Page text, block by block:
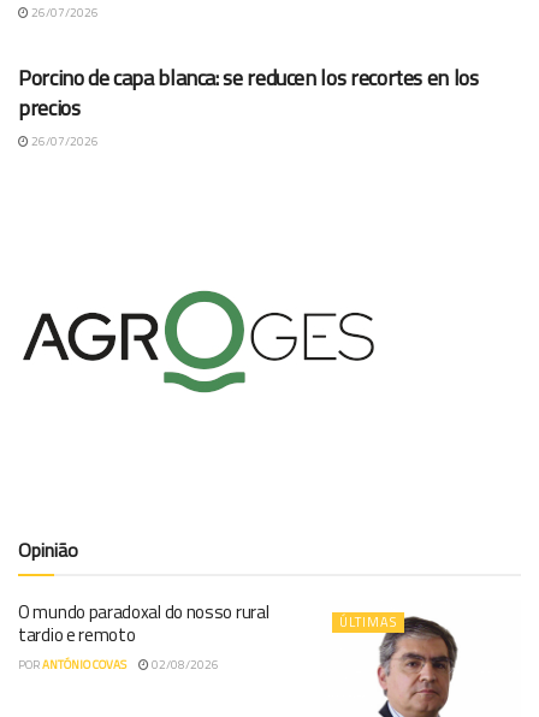
26/07/2026
Porcino de capa blanca: se reducen los recortes en los
precios
26/07/2026
Opinião
ÚLTIMAS
O mundo paradoxal do nosso rural
tardio e remoto
PORANTÓNIO COVAS 02/08/2026